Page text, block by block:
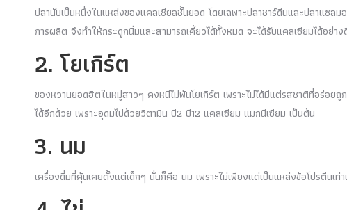
ปลานับเป็นหนึ่งในแหล่งของแคลเซียลชั้นยอด โดยเฉพาะปลาชาร์ดีนและปลาแซล
การผลิต จึงทำให้กระดูกนิ่มและสามารถเคี้ยวได้ทั้งหมด จะได้รับแคลเซียมได้อย่าง
2. โยเกิร์ต
ของหวานยอดฮิตในหมู่สาวๆ คงหนีไม่พ้นโยเกิร์ต เพราะไม่ได้มีแต่รสชาติที่อร่อยถู
ได้อีกด้วย เพราะอุดมไปด้วยวิตามิน บี2 บี12 แคลเซียม แมกนีเซียม เป็นต้น
3. นม
เครื่องดื่มที่คุ้นเคยตั้งแต่เด็กๆ นั่นก็คือ นม เพราะไม่เพียงแต่เป็นแหล่งข้อโปรตีน